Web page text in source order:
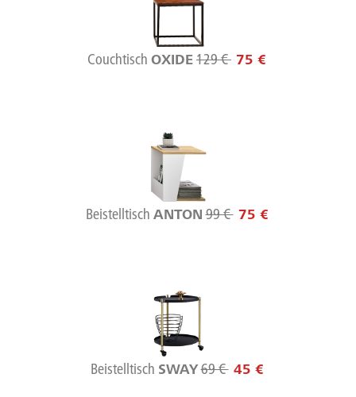
Couchtisch OXIDE129 € 75 €
Beistelltisch ANTON 99 € 75 €
Beistelltisch SWAY69 € 45 €